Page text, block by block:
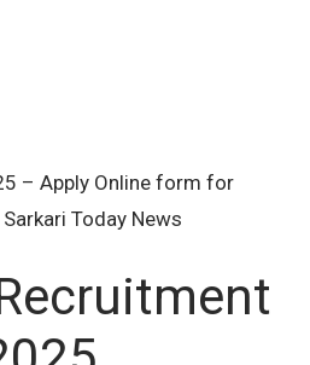
– Apply Online form for
Today News